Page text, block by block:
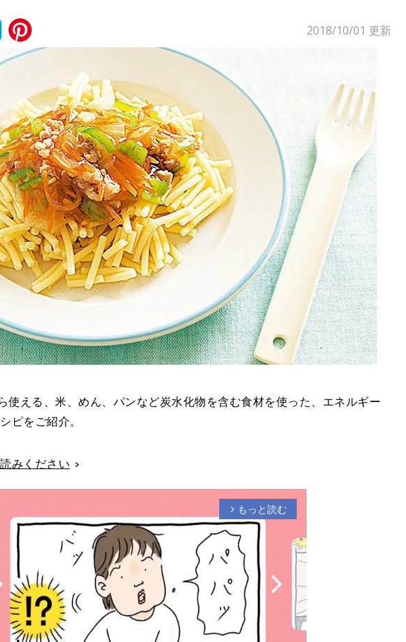
2018/10/01 更新
使える、米、めん、パンなど炭水化物を含む食材を使った、エネルギー
ピをご紹介。
みください
arrow_forward_ios もっと読む